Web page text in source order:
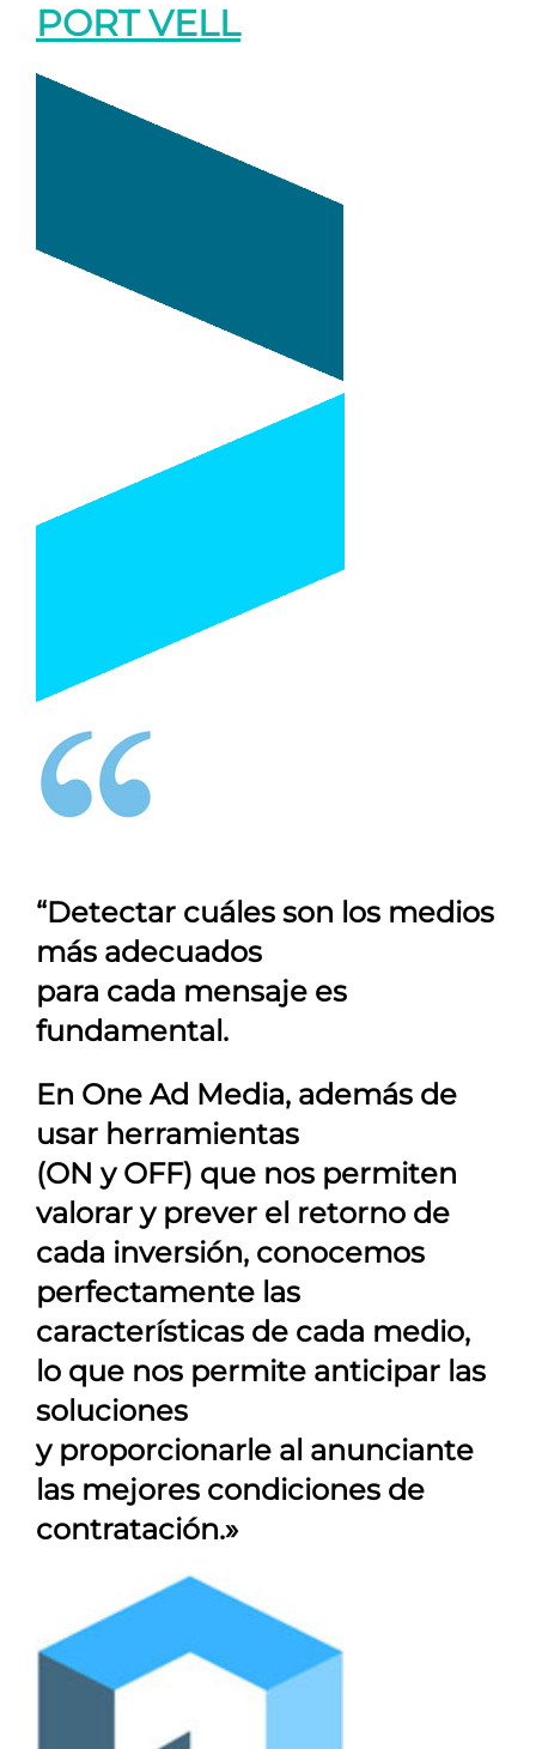
PORT VELL
“Detectar cuáles son los medios
más adecuados
para cada mensaje es
fundamental.
En One Ad Media, además de
usar herramientas
(ON y OFF) que nos permiten
valorar y prever el retorno de
cada inversión, conocemos
perfectamente las
características de cada medio,
lo que nos permite anticipar las
soluciones
y proporcionarle al anunciante
las mejores condiciones de
contratación.»